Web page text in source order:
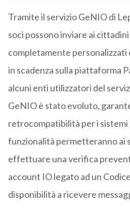
Tramite il servizio GeNIO di
soci possono inviare ai
completamente personalizzati
in scadenza sulla piattaforma
alcuni enti utilizzatori del
GeNIO è stato evoluto,
retrocompatibilità per i
funzionalità permetteranno ai
effettuare una verifica
account IO legato ad un
disponibilità a ricevere